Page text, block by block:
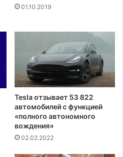
01.10.2019
Tesla отзывает 53 822
автомобилей с функцией
«полного автономного
вождения»
02.02.2022